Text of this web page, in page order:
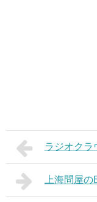
ラジオクラ
上海問屋